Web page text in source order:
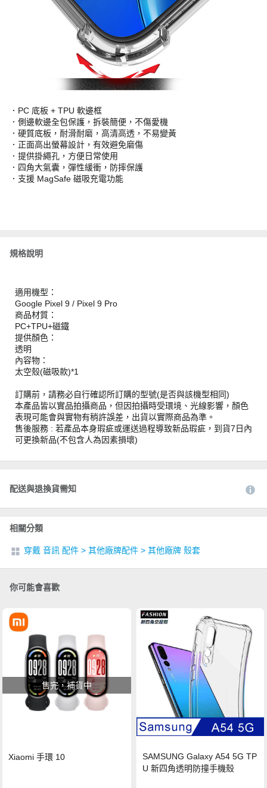
．PC 底板 + TPU 軟邊框
．側邊軟邊全包保護，拆裝簡便，不傷愛機
．硬質底板，耐滑耐磨，高清高透，不易變黃
．正面高出螢幕設計，有效避免磨傷
．提供掛繩孔，方便日常使用
．四角大氣囊，彈性緩衝，防摔保護
．支援 MagSafe 磁吸充電功能
規格說明
適用機型：
Google Pixel 9 / Pixel 9 Pro
商品材質：
PC+TPU+磁鐵
提供顏色：
透明
內容物：
太空殼(磁吸款)*1
訂購前，請務必自行確認所訂購的型號(是否與該機型相同)
本產品皆以實品拍攝商品，但因拍攝時受環境、光線影響，顏色
表現可能會與實物有稍許誤差，出貨以實際商品為準。
售後服務 : 若產品本身瑕疵或運送過程導致新品瑕疵，到貨7日內
可更換新品(不包含人為因素損壞)
配送與退換貨需知
相關分類
穿戴 音訊 配件 > 其他廠牌配件 > 其他廠牌 殼套
你可能會喜歡
售完，補貨中
Xiaomi 手環 10
SAMSUNG Galaxy A54 5G TP
U 新四角透明防撞手機殼